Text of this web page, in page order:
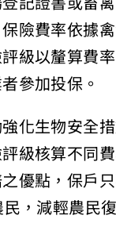
險費率依據
級以釐算費
參加投保。
化生物安全
級核算不同
點，保戶
，減輕農民